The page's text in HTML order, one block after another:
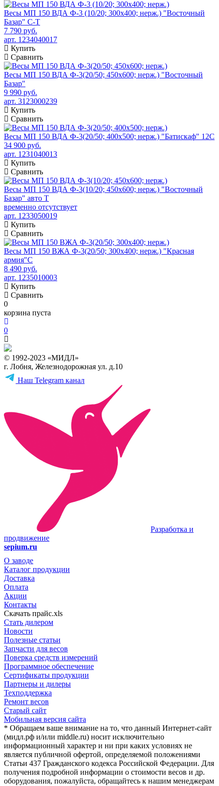
Весы МП 150 ВДА Ф-3 (10/20; 300х400; нерж.) "Восточный
Базар" С-Т
7 790 руб.
арт. 1234040017
Купить
Сравнить
Весы МП 150 ВДА Ф-3(20/50; 450х600; нерж.) "Восточный
Базар"
9 990 руб.
арт. 3123000239
Купить
Сравнить
Весы МП 150 ВДА Ф-3(20/50; 400х500; нерж.) "Батискаф" 12С
34 900 руб.
арт. 1231040013
Купить
Сравнить
Весы МП 150 ВДА Ф-3(10/20; 450х600; нерж.) "Восточный
Базар" авто Т
временно отсутствует
арт. 1233050019
Купить
Сравнить
Весы МП 150 ВЖА Ф-3(20/50; 300х400; нерж.) "Красная
армия"C
8 490 руб.
арт. 1235010003
Купить
Сравнить
0
корзина пуста
0
© 1992-2023 «МИДЛ»
г. Лобня, Железнодорожная ул. д.10
Наш Telegram канал
Разработка и
продвижение
sepium.ru
О заводе
Каталог продукции
Доставка
Оплата
Акции
Контакты
Скачать прайс.xls
Стать дилером
Новости
Полезные статьи
Запчасти для весов
Поверка средств измерений
Программное обеспечение
Сертификаты продукции
Партнеры и дилеры
Техподдержка
Ремонт весов
Старый сайт
Мобильная версия сайта
* Обращаем ваше внимание на то, что данный Интернет-сайт
(мидл.рф и/или middle.ru) носит исключительно
информационный характер и ни при каких условиях не
является публичной офертой, определяемой положениями
Статьи 437 Гражданского кодекса Российской Федерации. Для
получения подробной информации о стоимости весов и др.
оборудования, пожалуйста, обращайтесь к нашим менеджерам